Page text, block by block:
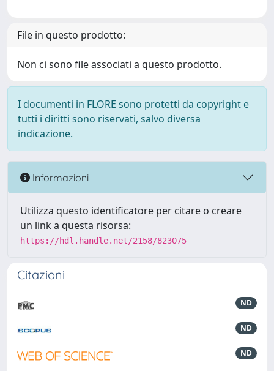
File in questo prodotto:
Non ci sono file associati a questo prodotto.
I documenti in FLORE sono protetti da copyright e
tutti i diritti sono riservati, salvo diversa
indicazione.
Informazioni
Utilizza questo identificatore per citare o creare
un link a questa risorsa:
https://hdl.handle.net/2158/823075
Citazioni
ND
ND
ND